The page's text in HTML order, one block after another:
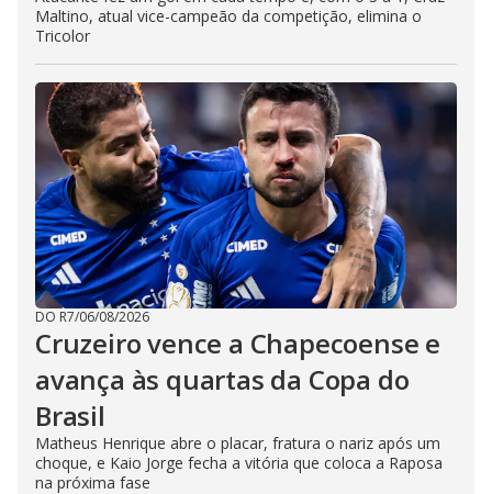
Maltino, atual vice-campeão da competição, elimina o
Tricolor
DO R7/06/08/2026
Cruzeiro vence a Chapecoense e
avança às quartas da Copa do
Brasil
Matheus Henrique abre o placar, fratura o nariz após um
choque, e Kaio Jorge fecha a vitória que coloca a Raposa
na próxima fase